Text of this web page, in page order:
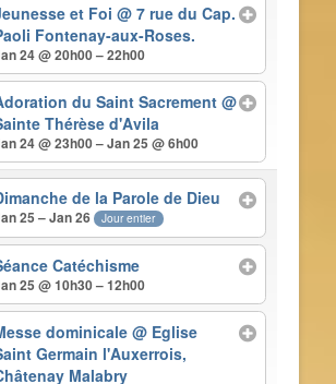
et Foi@ 7 rue du Cap.
Fontenay-aux-Roses.
24 @ 20h00 – 22h00
du Saint Sacrement@
Thérèse d'Avila
24 @ 23h00 – Jan 25 @ 6h00
de la Parole de Dieu
25 – Jan 26 Jour entier
Catéchisme
25 @ 10h30 – 12h00
dominicale@ Eglise
Germain l'Auxerrois,
Malabry